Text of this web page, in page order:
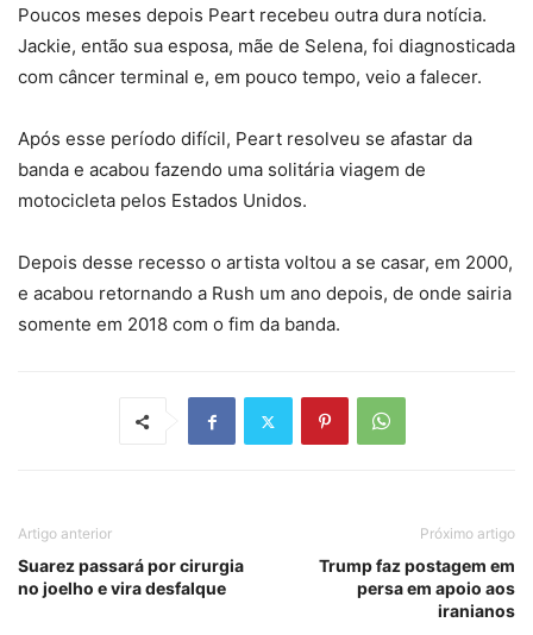
Poucos meses depois Peart recebeu outra dura notícia.
Jackie, então sua esposa, mãe de Selena, foi diagnosticada
com câncer terminal e, em pouco tempo, veio a falecer.
Após esse período difícil, Peart resolveu se afastar da
banda e acabou fazendo uma solitária viagem de
motocicleta pelos Estados Unidos.
Depois desse recesso o artista voltou a se casar, em 2000,
e acabou retornando a Rush um ano depois, de onde sairia
somente em 2018 com o fim da banda.
Artigo anterior
Suarez passará por cirurgia
no joelho e vira desfalque
Próximo artigo
Trump faz postagem em
persa em apoio aos
iranianos